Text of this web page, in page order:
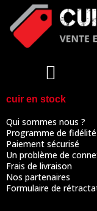
cuir en stock
Qui sommes nous ?
Programme de fidélité
Paiement sécurisé
Un problème de
Frais de livraison
Nos partenaires
Formulaire de